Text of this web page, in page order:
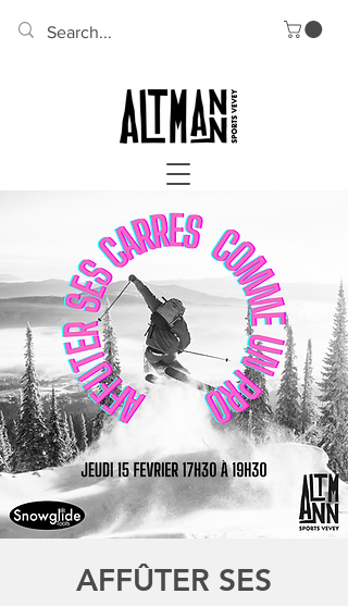
AFFÛTER SES